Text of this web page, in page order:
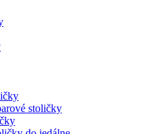
stoličky